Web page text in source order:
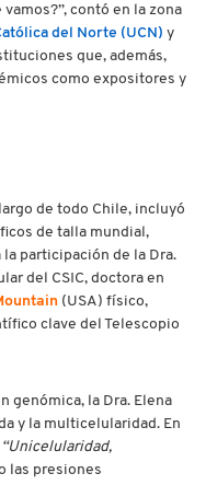
contó en la zona
del Norte (UCN) y
que, además,
como expositores y
de todo Chile, incluyó
de talla mundial,
participación de la Dra.
del CSIC, doctora en
(USA) físico,
clave del Telescopio
genómica, la Dra. Elena
y la multicelularidad. En
“Unicelularidad,
las presiones